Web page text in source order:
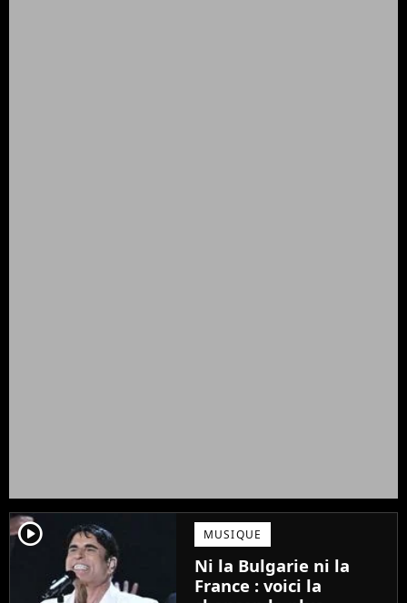
player2 MUSIQUE
Ni la Bulgarie ni la
France : voici la